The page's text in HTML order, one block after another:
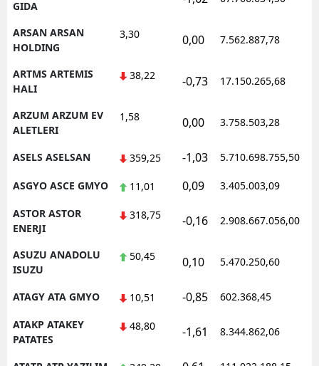
GIDA
ARSAN ARSAN
HOLDING
3,30 0,00 7.562.887,78
ARTMS ARTEMIS
HALI
38,22 -0,73 17.150.265,68
ARZUM ARZUM EV
ALETLERI
1,58 0,00 3.758.503,28
ASELS ASELSAN 359,25 -1,03 5.710.698.755,50
ASGYO ASCE GMYO 11,01 0,09 3.405.003,09
ASTOR ASTOR
ENERJI
318,75 -0,16 2.908.667.056,00
ASUZU ANADOLU
ISUZU
50,45 0,10 5.470.250,60
ATAGY ATA GMYO 10,51 -0,85 602.368,45
ATAKP ATAKEY
PATATES
48,80 -1,61 8.344.862,06